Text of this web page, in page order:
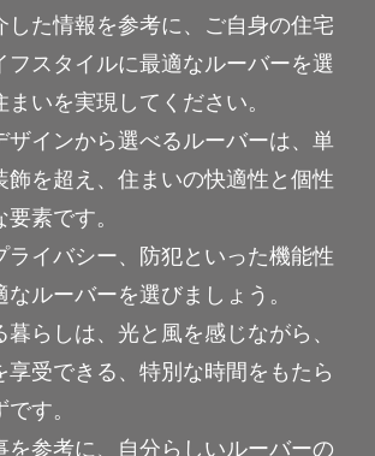
した情報を参考に、ご自身の住宅
フスタイルに最適なルーバーを選
いを実現してください。
ザインから選べるルーバーは、単
飾を超え、住まいの快適性と個性
素です。
ライバシー、防犯といった機能性
なルーバーを選びましょう。
暮らしは、光と風を感じながら、
享受できる、特別な時間をもたら
す。
を参考に、自分らしいルーバーの